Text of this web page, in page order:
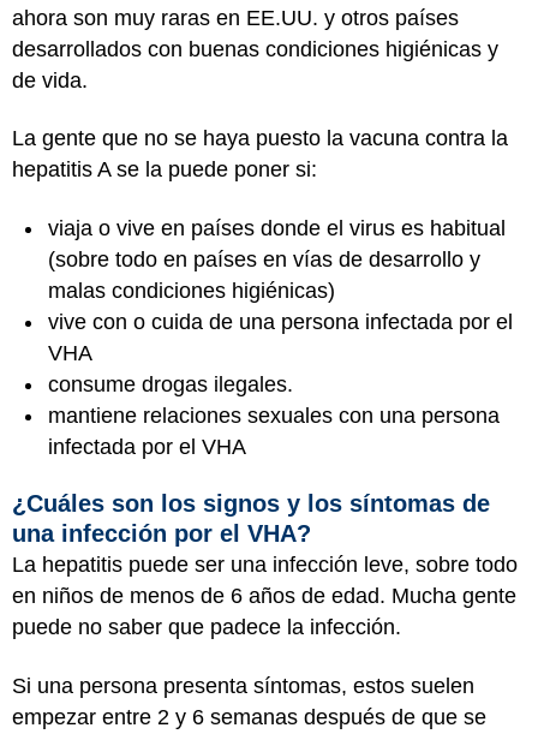
ahora son muy raras en EE.UU. y otros países
desarrollados con buenas condiciones higiénicas y
de vida.
La gente que no se haya puesto la vacuna contra la
hepatitis A se la puede poner si:
viaja o vive en países donde el virus es habitual
(sobre todo en países en vías de desarrollo y
malas condiciones higiénicas)
vive con o cuida de una persona infectada por el
VHA
consume drogas ilegales.
mantiene relaciones sexuales con una persona
infectada por el VHA
¿Cuáles son los signos y los síntomas de
una infección por el VHA?
La hepatitis puede ser una infección leve, sobre todo
en niños de menos de 6 años de edad. Mucha gente
puede no saber que padece la infección.
Si una persona presenta síntomas, estos suelen
empezar entre 2 y 6 semanas después de que se